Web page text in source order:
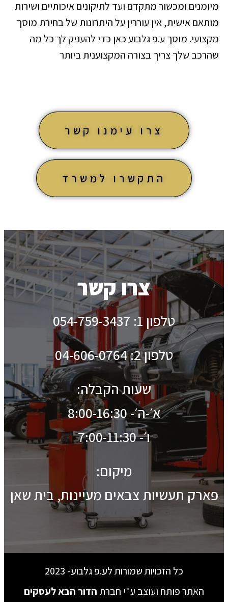
מיומנים ומכשור מתקדם ועד לתיקונים איכותיים ושירות
מותאם אישית, אין עוררין על היתרונות של בחירת מוסך
מקצועי. מוסך ע.פ גלבוע כאן כדי להעניק לך כל מה
שהרכב שלך צריך בצורה המקצוענית ביותר
צרו עימנו קשר
התקשרו למשרד
צרו קשר
טלפון 1: 054-759-3437
טלפון 2: 04-606-0764
שעות הקבלה:
א׳-ה׳- 8:00-16:30
ו׳- 7:00-11:30
מיקום:
פארק תעשיות צבאים מעיינות, בית שאן
כל הזכויות שמורות לע.פ גלבוע- 2023
האתר פותח ועוצב ע"י חברת הדור הבא לעסקים